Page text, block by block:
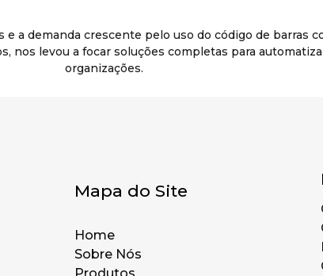
e a demanda crescente pelo uso do código de barras
nos levou a focar soluções completas para
organizações.
Mapa do Site
Home
Sobre Nós